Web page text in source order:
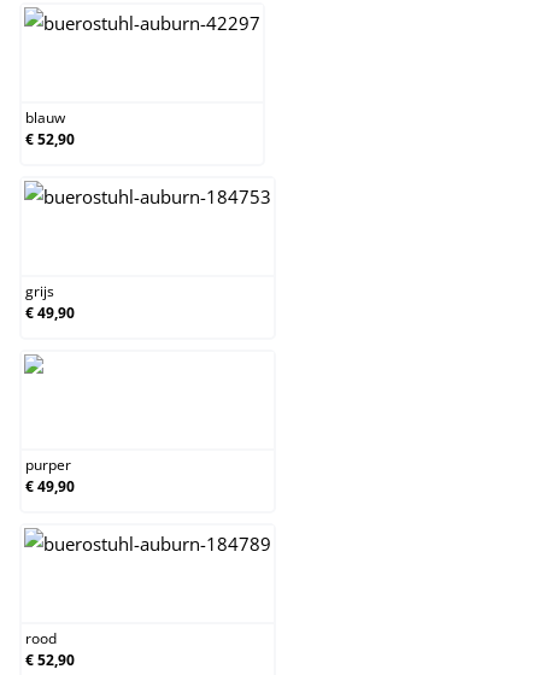
blauw
€ 52,90
grijs
€ 49,90
purper
€ 49,90
rood
€ 52,90